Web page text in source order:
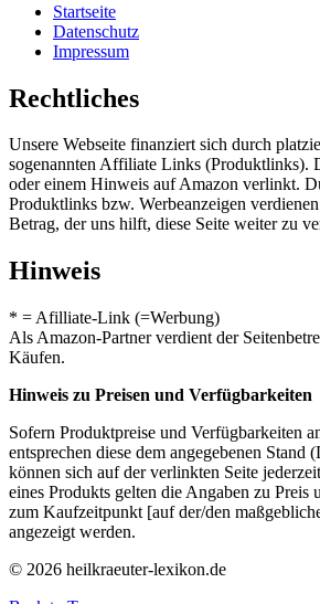
Startseite
Datenschutz
Impressum
Rechtliches
Unsere Webseite finanziert sich durch
sogenannten Affiliate Links (Produktlinks).
oder einem Hinweis auf Amazon verlinkt.
Produktlinks bzw. Werbeanzeigen
Betrag, der uns hilft, diese Seite weiter zu
Hinweis
* = Afilliate-Link (=Werbung)
Als Amazon-Partner verdient der
Käufen.
Hinweis zu Preisen und Verfügbarkeiten
Sofern Produktpreise und Verfügbarkeiten
entsprechen diese dem angegebenen Stand
können sich auf der verlinkten Seite
eines Produkts gelten die Angaben zu Preis
zum Kaufzeitpunkt [auf der/den
angezeigt werden.
© 2026 heilkraeuter-lexikon.de